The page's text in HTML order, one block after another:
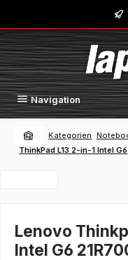
Zum Hauptinhalt springen
Navigation
Kategorien
ThinkPad L13 2-in-1 Intel G6
Lenovo
Intel G6